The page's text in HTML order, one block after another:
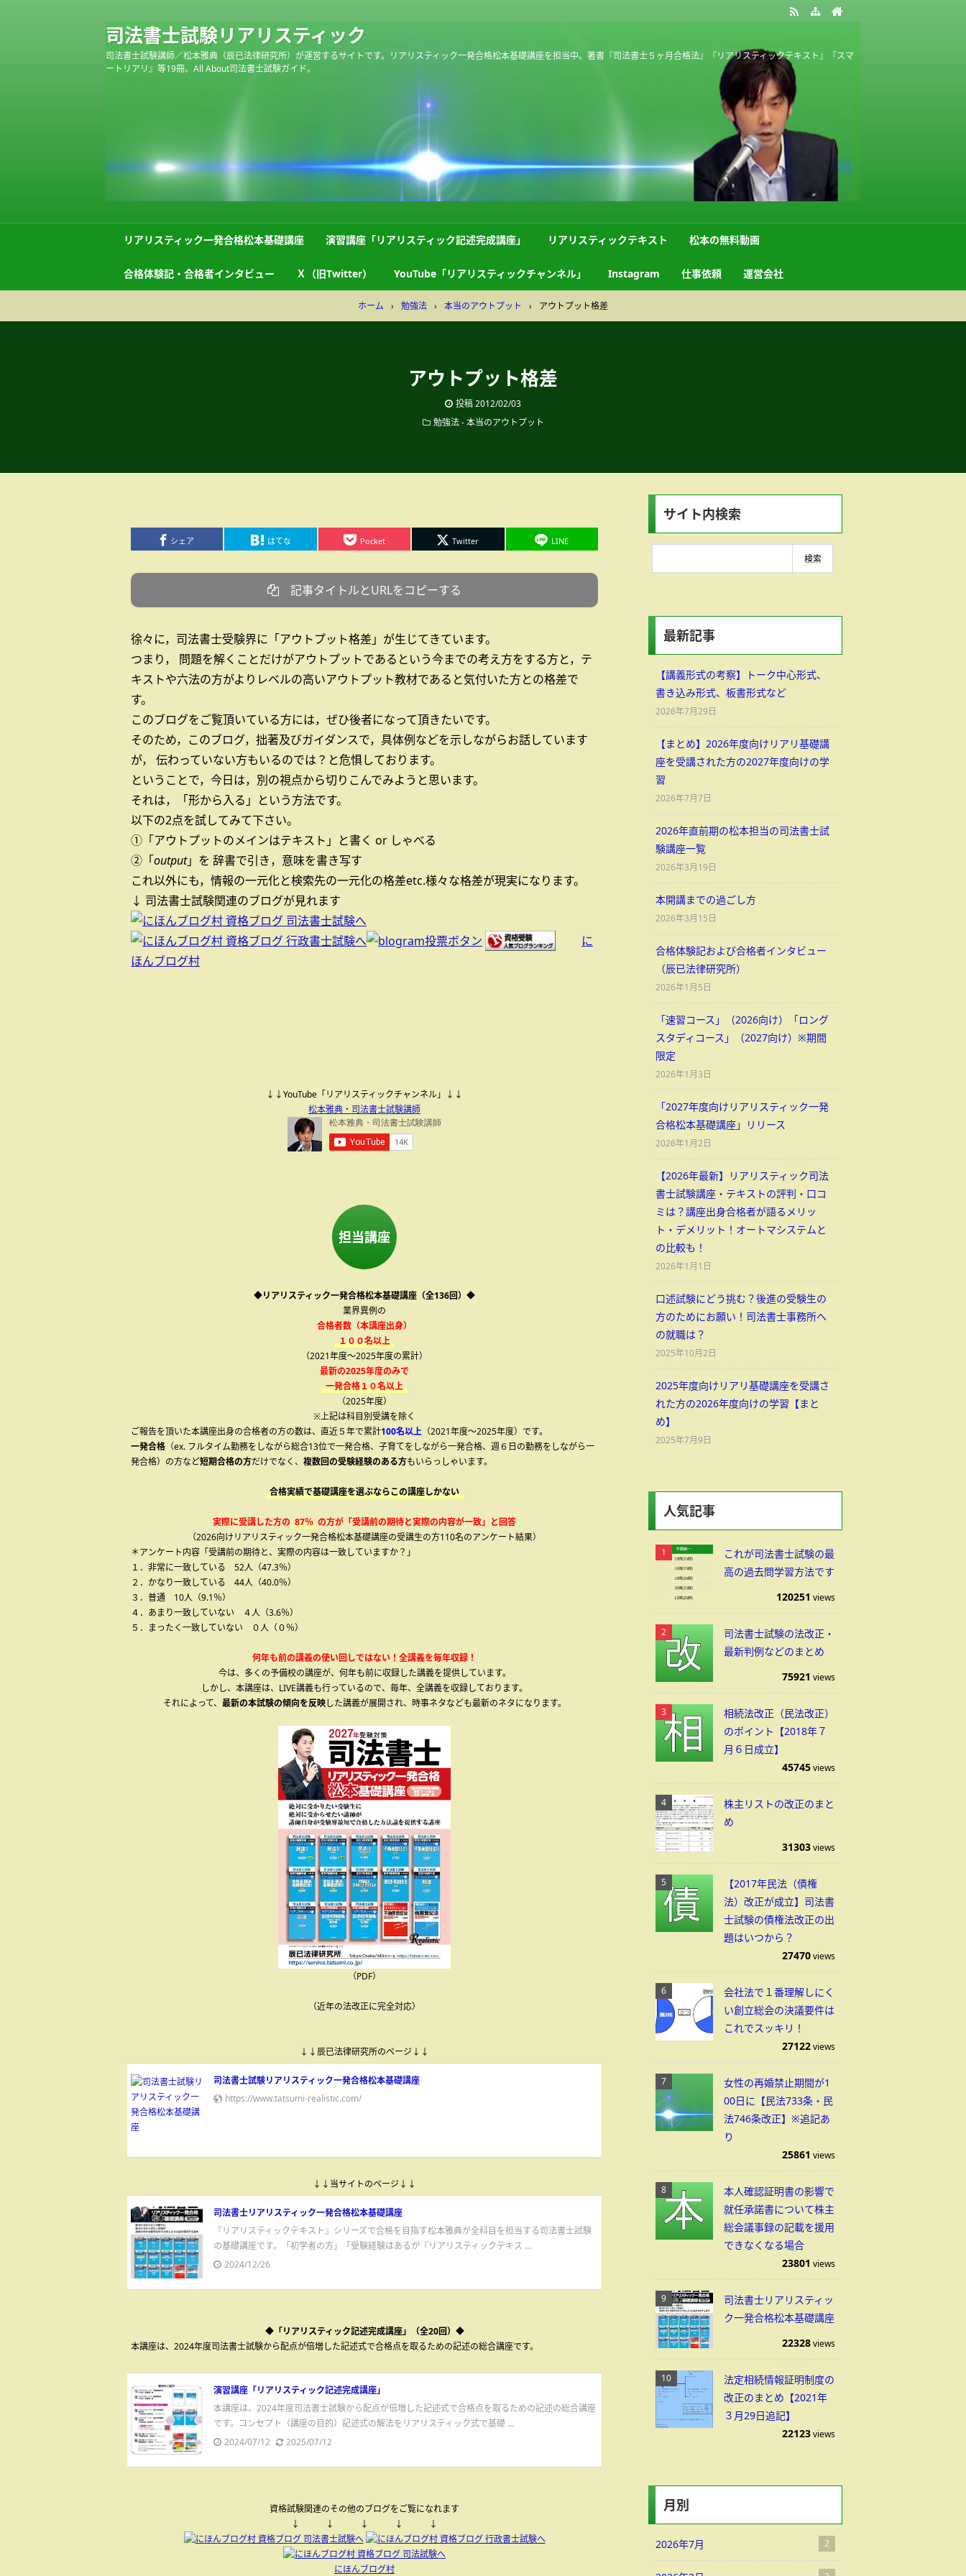
司法書士試験リアリスティック
司法書士試験講師／松本雅典（辰已法律研究所）が運営するサイトです。リアリスティック一発合格松本基礎講座を担当中。著書『司法書士５ヶ月合格法』『リアリスティックテキスト』『スマ
ートリアリ』等19冊。All About司法書士試験ガイド。
リアリスティック一発合格松本基礎講座 演習講座「リアリスティック記述完成講座」 リアリスティックテキスト 松本の無料動画
合格体験記・合格者インタビュー Ｘ（旧Twitter） YouTube「リアリスティックチャンネル」 Instagram 仕事依頼 運営会社
ホーム › 勉強法 › 本当のアウトプット › アウトプット格差
アウトプット格差
投稿2012/02/03
勉強法 - 本当のアウトプット
シェア はてな Pocket Twitter LINE
記事タイトルとURLをコピーする
徐々に，司法書士受験界に「アウトプット格差」が生じてきています。
つまり， 問題を解くことだけがアウトプットであるという今までの考え方をする方と，テ
キストや六法の方がよりレベルの高いアウトプット教材であると気付いた方との格差で
す。
このブログをご覧頂いている方には，ぜひ後者になって頂きたいです。
そのため，このブログ，拙著及びガイダンスで，具体例などを示しながらお話しています
が， 伝わっていない方もいるのでは？と危惧しております。
ということで，今日は，別の視点から切りこんでみようと思います。
それは，「形から入る」という方法です。
以下の2点を試してみて下さい。
①「アウトプットのメインはテキスト」と書く or しゃべる
②「output」を 辞書で引き，意味を書き写す
これ以外にも，情報の一元化と検索先の一元化の格差etc.様々な格差が現実になります。
↓ 司法書士試験関連のブログが見れます
に
ほんブログ村
↓↓YouTube「リアリスティックチャンネル」↓↓
松本雅典・司法書士試験講師
担当講座
◆リアリスティック一発合格松本基礎講座（全136回）◆
業界異例の
合格者数（本講座出身）
１００名以上
（2021年度～2025年度の累計）
最新の2025年度のみで
一発合格１０名以上
（2025年度）
※上記は科目別受講を除く
ご報告を頂いた本講座出身の合格者の方の数は、直近５年で累計100名以上 （2021年度～2025年度）です。
一発合格 （ex. フルタイム勤務をしながら総合13位で一発合格、子育てをしながら一発合格、週６日の勤務をしながら一
発合格）の方など短期合格の方だけでなく、 複数回の受験経験のある方もいらっしゃいます。
合格実績で基礎講座を選ぶならこの講座しかない
実際に受講した方の 87％ の方が「受講前の期待と実際の内容が一致」と回答
（2026向けリアリスティック一発合格松本基礎講座の受講生の方110名のアンケート結果）
＊アンケート内容「受講前の期待と、実際の内容は一致していますか？」
１．非常に一致している 52人（47.3％）
２．かなり一致している 44人（40.0％）
３．普通 10人（9.1％）
４．あまり一致していない ４人（3.6％）
５．まったく一致していない ０人（０％）
何年も前の講義の使い回しではない！全講義を毎年収録！
今は、多くの予備校の講座が、何年も前に収録した講義を提供しています。
しかし、本講座は、LIVE講義も行っているので、毎年、全講義を収録しております。
それによって、 最新の本試験の傾向を反映した講義が展開され、時事ネタなども最新のネタになります。
（PDF）
（近年の法改正に完全対応）
↓↓辰已法律研究所のページ↓↓
司法書士試験リアリスティック一発合格松本基礎講座
https://www.tatsumi-realistic.com/
↓↓当サイトのページ↓↓
司法書士リアリスティック一発合格松本基礎講座
『リアリスティックテキスト』シリーズで合格を目指す松本雅典が全科目を担当する司法書士試験
の基礎講座です。「初学者の方」「受験経験はあるが『リアリスティックテキス ...
2024/12/26
◆「リアリスティック記述完成講座」（全20回）◆
本講座は、2024年度司法書士試験から配点が倍増した記述式で合格点を取るための記述の総合講座です。
演習講座「リアリスティック記述完成講座」
本講座は、2024年度司法書士試験から配点が倍増した記述式で合格点を取るための記述の総合講座
です。コンセプト（講座の目的）記述式の解法をリアリスティック式で基礎 ...
2024/07/12
2025/07/12
資格試験関連のその他のブログをご覧になれます
↓ ↓ ↓ ↓ ↓
にほんブログ村
サイト内検索
最新記事
【講義形式の考察】トーク中心形式、
書き込み形式、板書形式など
2026年7月29日
【まとめ】2026年度向けリアリ基礎講
座を受講された方の2027年度向けの学
習
2026年7月7日
2026年直前期の松本担当の司法書士試
験講座一覧
2026年3月19日
本開講までの過ごし方
2026年3月15日
合格体験記および合格者インタビュー
（辰已法律研究所）
2026年1月5日
「速習コース」（2026向け）「ロング
スタディコース」（2027向け）※期間
限定
2026年1月3日
「2027年度向けリアリスティック一発
合格松本基礎講座」リリース
2026年1月2日
【2026年最新】リアリスティック司法
書士試験講座・テキストの評判・口コ
ミは？講座出身合格者が語るメリッ
ト・デメリット！オートマシステムと
の比較も！
2026年1月1日
口述試験にどう挑む？後進の受験生の
方のためにお願い！司法書士事務所へ
の就職は？
2025年10月2日
2025年度向けリアリ基礎講座を受講さ
れた方の2026年度向けの学習【まと
め】
2025年7月9日
人気記事
これが司法書士試験の最
高の過去問学習方法です
120251 views
司法書士試験の法改正・
最新判例などのまとめ
75921 views
相続法改正（民法改正）
のポイント【2018年７
月６日成立】
45745views
株主リストの改正のまと
め
31303views
【2017年民法（債権
法）改正が成立】司法書
士試験の債権法改正の出
題はいつから？
27470views
会社法で１番理解しにく
い創立総会の決議要件は
これでスッキリ！
27122views
女性の再婚禁止期間が1
00日に【民法733条・民
法746条改正】※追記あ
り
25861 views
本人確認証明書の影響で
就任承諾書について株主
総会議事録の記載を援用
できなくなる場合
23801 views
司法書士リアリスティッ
ク一発合格松本基礎講座
22328views
法定相続情報証明制度の
改正のまとめ【2021年
３月29日追記】
22123views
月別
2026年7月 2